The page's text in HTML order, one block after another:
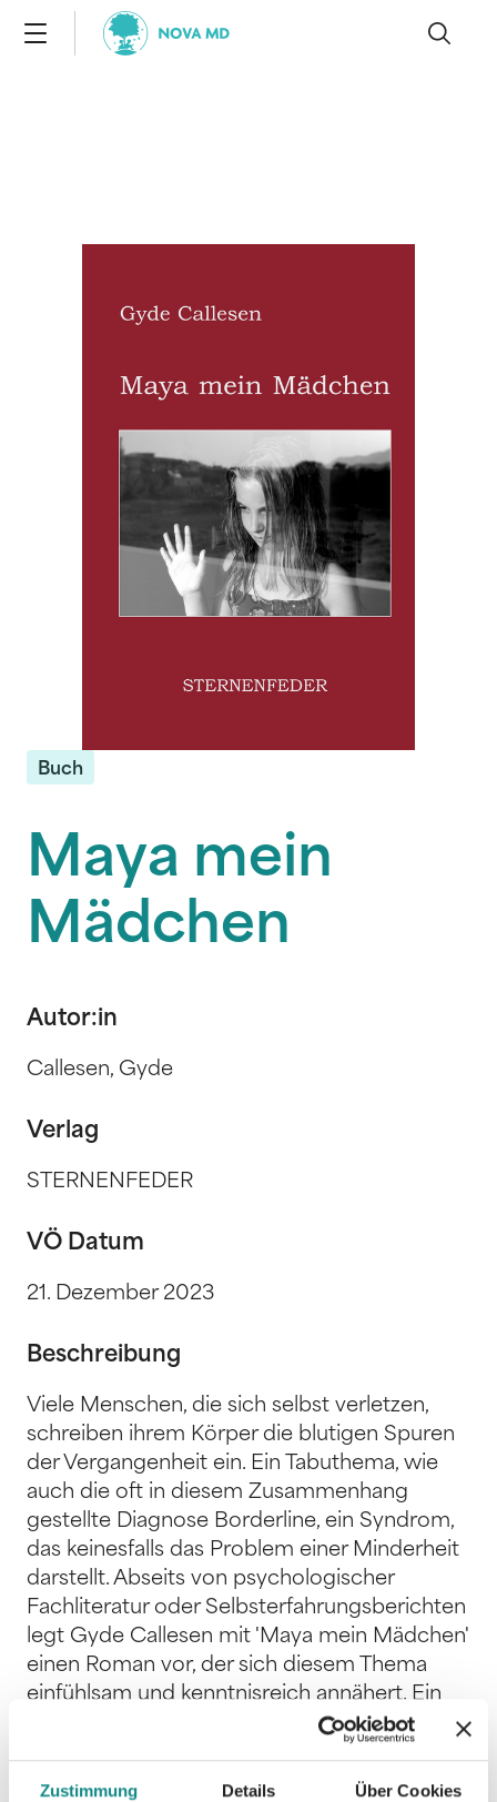
Zustimmung Details Über Cookies
Buch
Maya mein
Mädchen
Autor:in
Callesen, Gyde
Verlag
STERNENFEDER
VÖ Datum
21. Dezember 2023
Beschreibung
Viele Menschen, die sich selbst verletzen,
schreiben ihrem Körper die blutigen Spuren
der Vergangenheit ein. Ein Tabuthema, wie
auch die oft in diesem Zusammenhang
gestellte Diagnose Borderline, ein Syndrom,
das keinesfalls das Problem einer Minderheit
darstellt. Abseits von psychologischer
Fachliteratur oder Selbsterfahrungsberichten
legt Gyde Callesen mit 'Maya mein Mädchen'
einen Roman vor, der sich diesem Thema
einfühlsam und kenntnisreich annähert. Ein
Roman, der auf literarisch anspruchsvolle
bedingungslos stellt, der magisch anmutend